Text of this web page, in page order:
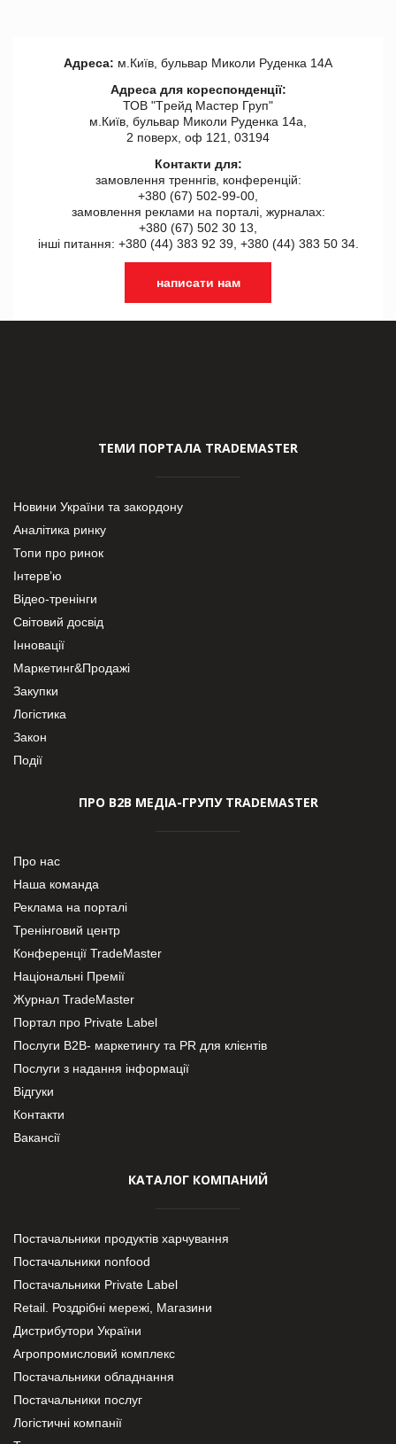
Адреса: м.Київ, бульвар Миколи Руденка 14А
Адреса для кореспонденції:
ТОВ "Tрейд Мастер Груп"
м.Київ, бульвар Миколи Руденка 14а,
2 поверх, оф 121, 03194
Контакти для:
замовлення треннгів, конференцій:
+380 (67) 502-99-00,
замовлення реклами на порталі, журналах:
+380 (67) 502 30 13,
інші питання: +380 (44) 383 92 39, +380 (44) 383 50 34.
написати нам
ТЕМИ ПОРТАЛА TRADEMASTER
Новини України та закордону
Аналітика ринку
Топи про ринок
Інтерв’ю
Відео-тренінги
Світовий досвід
Інновації
Маркетинг&Продажі
Закупки
Логістика
Закон
Події
ПРО В2В МЕДІА-ГРУПУ TRADEMASTER
Про нас
Наша команда
Реклама на порталі
Тренінговий центр
Конференції TradeMaster
Національні Премії
Журнал TradeMaster
Портал про Private Label
Послуги В2В- маркетингу та PR для клієнтів
Послуги з надання інформації
Відгуки
Контакти
Вакансії
КАТАЛОГ КОМПАНИЙ
Постачальники продуктів харчування
Постачальники nonfood
Постачальники Private Label
Retail. Роздрібні мережі, Магазини
Дистрибутори України
Агропромисловий комплекс
Постачальники обладнання
Постачальники послуг
Логістичні компанії